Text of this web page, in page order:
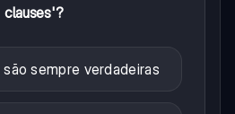
clauses'?
sempre verdadeiras